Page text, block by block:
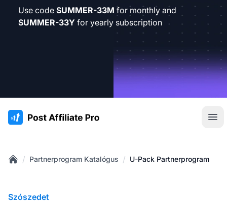
Use code SUMMER-33M for monthly and
SUMMER-33Y for yearly subscription
:site.title
/ Partnerprogram Katalógus / U-Pack Partnerprogram
Szószedet